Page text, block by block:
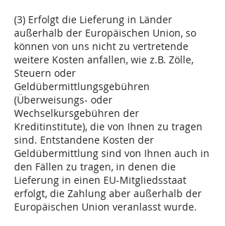
(3) Erfolgt die Lieferung in Länder
außerhalb der Europäischen Union, so
können von uns nicht zu vertretende
weitere Kosten anfallen, wie z.B. Zölle,
Steuern oder
Geldübermittlungsgebühren
(Überweisungs- oder
Wechselkursgebühren der
Kreditinstitute), die von Ihnen zu tragen
sind. Entstandene Kosten der
Geldübermittlung sind von Ihnen auch in
den Fällen zu tragen, in denen die
Lieferung in einen EU-Mitgliedsstaat
erfolgt, die Zahlung aber außerhalb der
Europäischen Union veranlasst wurde.